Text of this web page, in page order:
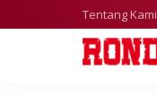
Tentang Kami